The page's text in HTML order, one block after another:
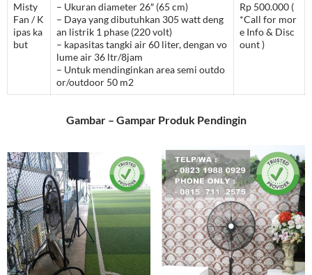
Misty
Fan / K
ipas ka
but
– Ukuran diameter 26″ (65 cm)
– Daya yang dibutuhkan 305 watt deng
an listrik 1 phase (220 volt)
– kapasitas tangki air 60 liter, dengan vo
lume air 36 ltr/8jam
– Untuk mendinginkan area semi outdo
or/outdoor 50 m2
Rp 500.000 (
*Call for mor
e Info & Disc
ount )
Gambar – Gampar Produk Pendingin